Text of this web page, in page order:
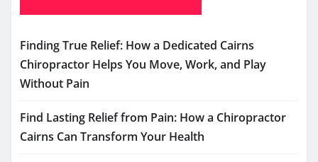
Finding True Relief: How a Dedicated Cairns
Chiropractor Helps You Move, Work, and Play
Without Pain
Find Lasting Relief from Pain: How a Chiropractor
Cairns Can Transform Your Health